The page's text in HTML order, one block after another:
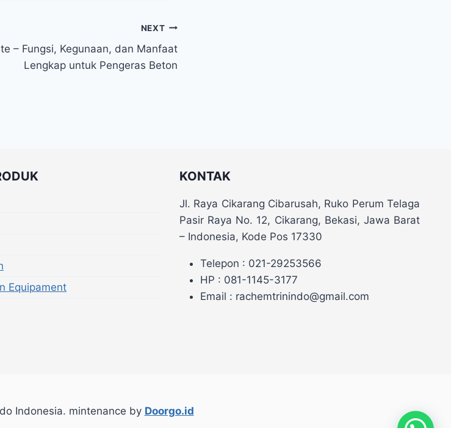
NEXT
– Fungsi, Kegunaan, dan Manfaat
Lengkap untuk Pengeras Beton
Equipament
KONTAK
Jl. Raya Cikarang Cibarusah, Ruko Perum Telaga
Pasir Raya No. 12, Cikarang, Bekasi, Jawa Barat
– Indonesia, Kode Pos 17330
Telepon : 021-29253566
HP : 081-1145-3177
Email : rachemtrinindo@gmail.com
Indonesia. mintenance by Doorgo.id